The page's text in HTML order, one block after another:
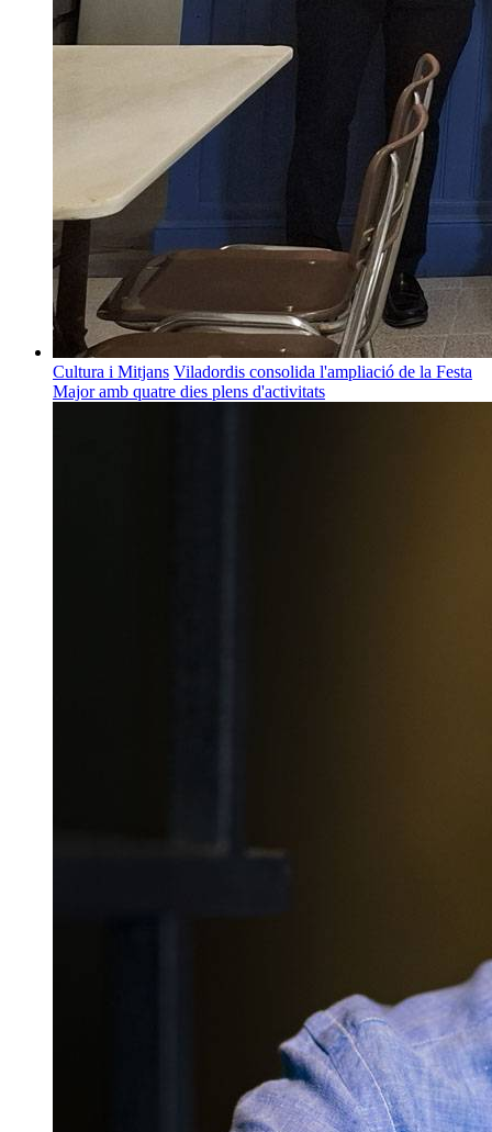
Cultura i Mitjans Viladordis consolida l'ampliació de la Festa
Major amb quatre dies plens d'activitats